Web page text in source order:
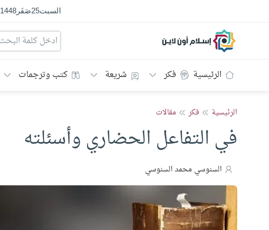
السبت25صَفَر1448 هـ
إسلام أون لاين
الرئيسية فكر شريعة كتب وترجمات
الرئيسية فكر مقالات
في التفاعل الحضاري وأسئلته
السنوسي محمد السنوسي